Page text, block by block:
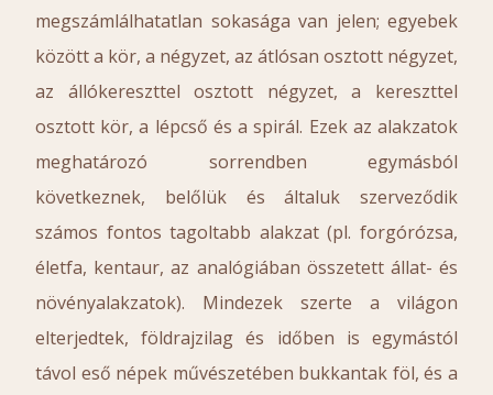
megszámlálhatatlan sokasága van jelen; egyebek
között a kör, a négyzet, az átlósan osztott négyzet,
az állókereszttel osztott négyzet, a kereszttel
osztott kör, a lépcső és a spirál. Ezek az alakzatok
meghatározó sorrendben egymásból
következnek, belőlük és általuk szerveződik
számos fontos tagoltabb alakzat (pl. forgórózsa,
életfa, kentaur, az analógiában összetett állat- és
növényalakzatok). Mindezek szerte a világon
elterjedtek, földrajzilag és időben is egymástól
távol eső népek művészetében bukkantak föl, és a